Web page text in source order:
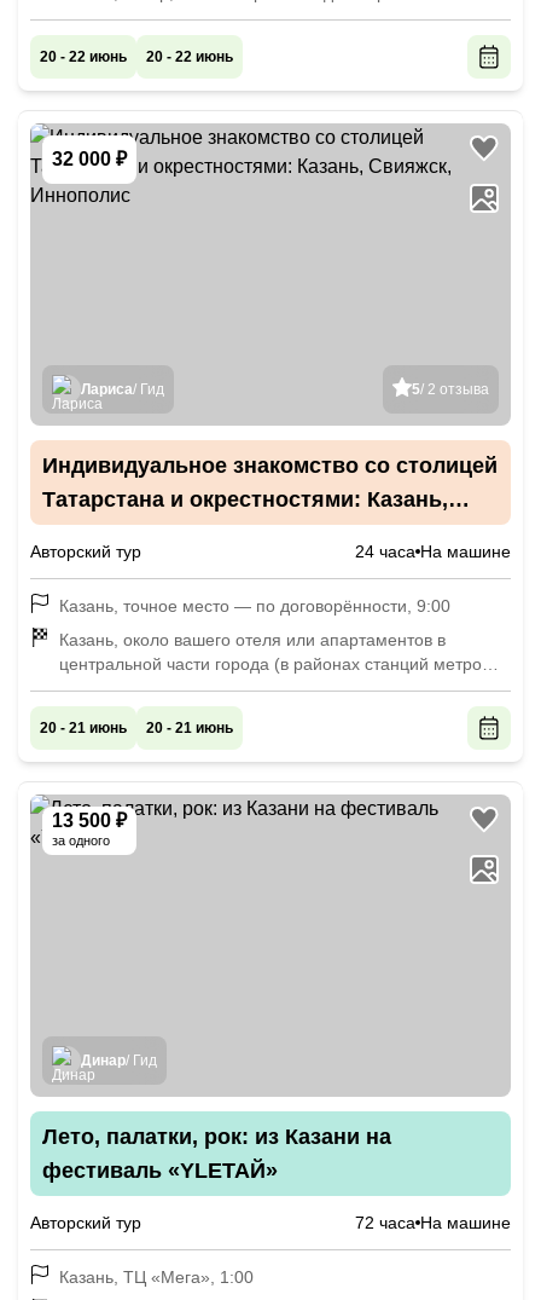
20 - 22 июнь 20 - 22 июнь
32 000 ₽
5/ 2 отзыва
Лариса/ Гид
Индивидуальное знакомство со столицей
Татарстана и окрестностями: Казань,
Авторский тур 24 часа На машине
Казань, точное место — по договорённости, 9:00
Казань, около вашего отеля или апартаментов в
центральной части города (в районах станций метро
«Площадь Тукая», «Суконная слобода», «Аметьево»,
«Кремль», «Козья слобода», «Яшлек», а также у
Северного вокзала), 16:00
20 - 21 июнь 20 - 21 июнь
13 500 ₽
за одного
Динар/ Гид
Лето, палатки, рок: из Казани на
фестиваль «YLETAЙ»
Авторский тур 72 часа На машине
Казань, ТЦ «Мега», 1:00